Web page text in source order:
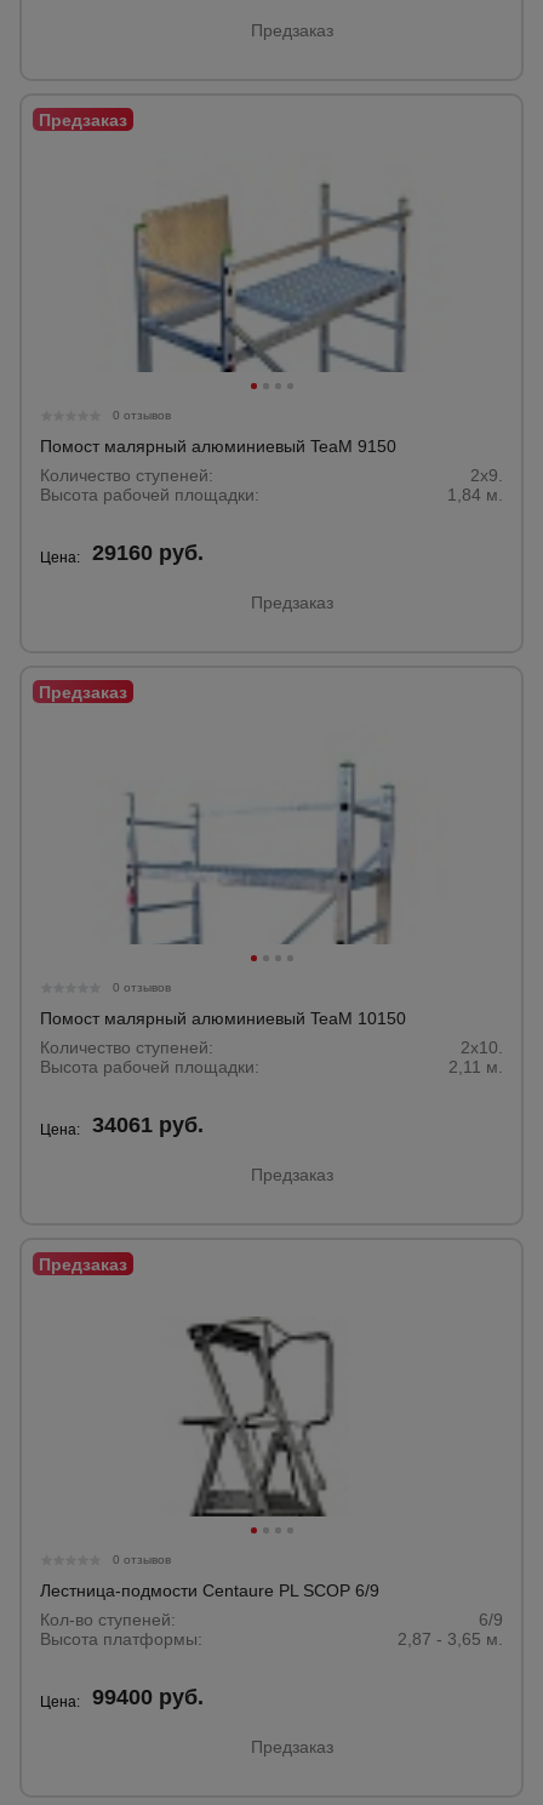
Предзаказ
0 отзывов
Помост малярный алюминиевый TeaM 9150
Количество ступеней:
2x9.
Высота рабочей площадки:
1,84 м.
Цена: 29160 руб.
Предзаказ
0 отзывов
Помост малярный алюминиевый TeaM 10150
Количество ступеней:
2x10.
Высота рабочей площадки:
2,11 м.
Цена: 34061 руб.
Предзаказ
0 отзывов
Лестница-подмости Centaure PL SCOP 6/9
Кол-во ступеней:
6/9
Высота платформы:
2,87 - 3,65 м.
Цена: 99400 руб.
Предзаказ